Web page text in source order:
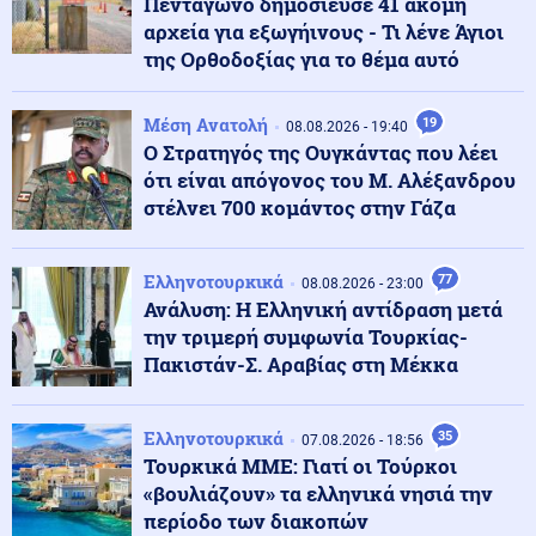
Κοινωνία 09.08.2026 - 10:52
Γαλάζιες Σημαίες 2026: Αυτές είναι οι 17 καλύτερες
ακτές στην Αττική
Ελληνοτουρκικά 09.08.2026 - 10:48
Δεν έχουν σταματημό οι Τούρκοι: Νέες παραβιάσεις
στο FIR Αθηνών
Κοινωνία 09.08.2026 - 10:45
Πινακίδες κυκλοφορίας με λίγα «κλικ»: Τι αλλάζει σε
παραγγελία, πληρωμή και έκδοση
Καιρός 09.08.2026 - 10:38
Καθηγητής Καρτάλης: Η Ευρώπη θερμαίνεται
ταχύτερα από άλλες ηπείρους
αρχεία για εξωγήινους - Τι λένε Άγιοι
της Ορθοδοξίας για το θέμα αυτό
Μέση Ανατολή 08.08.2026 - 19:40 19
Ο Στρατηγός της Ουγκάντας που λέει
ότι είναι απόγονος του Μ. Αλέξανδρου
στέλνει 700 κομάντος στην Γάζα
Ελληνοτουρκικά 08.08.2026 - 23:00 77
Ανάλυση: Η Ελληνική αντίδραση μετά
την τριμερή συμφωνία Τουρκίας-
Πακιστάν-Σ. Αραβίας στη Μέκκα
Ελληνοτουρκικά 07.08.2026 - 18:56 35
Τουρκικά ΜΜΕ: Γιατί οι Τούρκοι
«βουλιάζουν» τα ελληνικά νησιά την
περίοδο των διακοπών